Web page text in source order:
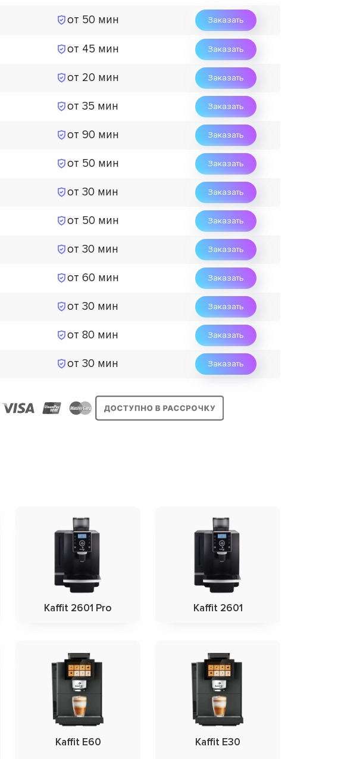
от 50 мин Заказать
от 45 мин Заказать
от 20 мин Заказать
от 35 мин Заказать
от 90 мин Заказать
от 50 мин Заказать
от 30 мин Заказать
от 50 мин Заказать
от 30 мин Заказать
от 60 мин Заказать
от 30 мин Заказать
от 80 мин Заказать
от 30 мин Заказать
Kaffit 2601 Pro Kaffit 2601
Kaffit E60 Kaffit E30